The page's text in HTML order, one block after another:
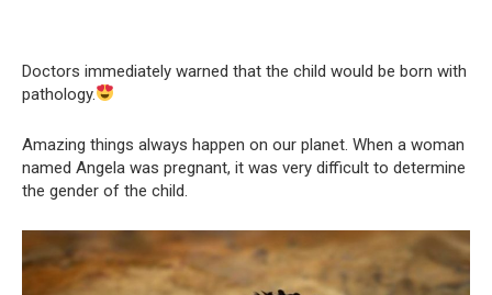
Doctors immediately warned that the child would be born with
pathology.
Amazing things always happen on our planet. When a woman
named Angela was pregnant, it was very difficult to determine
the gender of the child.